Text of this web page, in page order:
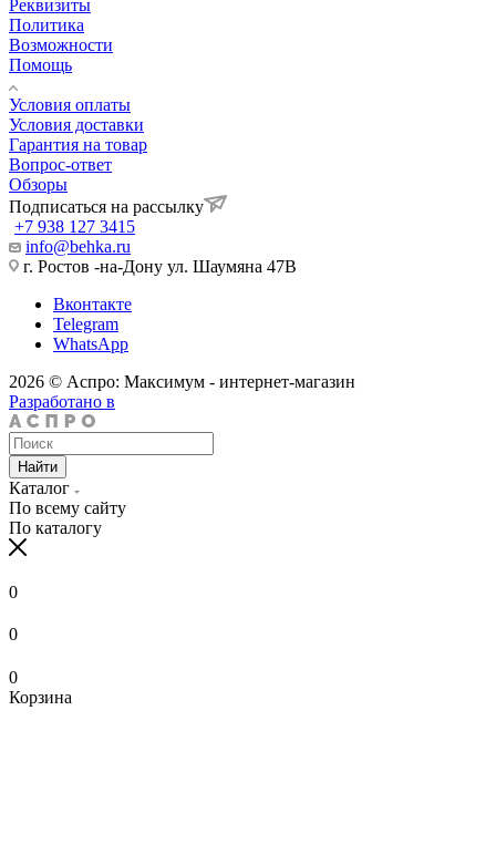
Реквизиты
Политика
Возможности
Помощь
Условия оплаты
Условия доставки
Гарантия на товар
Вопрос-ответ
Обзоры
Подписаться на рассылку
+7 938 127 3415
info@behka.ru
г. Ростов -на-Дону ул. Шаумяна 47В
Вконтакте
Telegram
WhatsApp
2026 © Аспро: Максимум - интернет-магазин
Разработано в
Найти
Каталог
По всему сайту
По каталогу
0
0
0
Корзина